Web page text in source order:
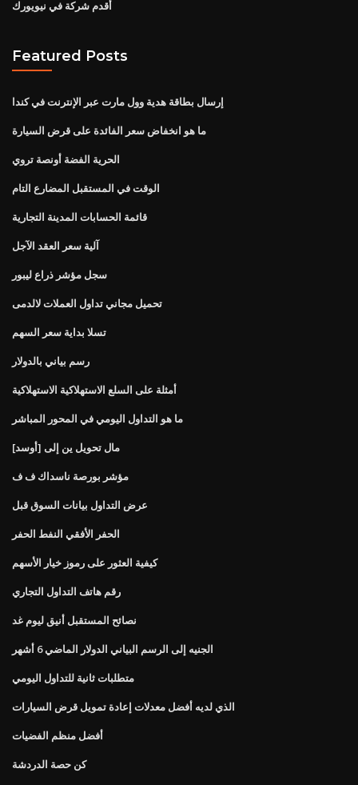
أقدم شركة في نيويورك
Featured Posts
إرسال بطاقة هدية وول مارت عبر الإنترنت في كندا
ما هو انخفاض سعر الفائدة على قرض السيارة
الحرية الفضة أونصة تروي
الوقت في المستقبل المضارع التام
قائمة الحسابات المدينة التجارية
آلية سعر العقد الآجل
سجل مؤشر ذراع ليبور
تحميل مجاني تداول العملات لالدمى
تسلا بداية سعر السهم
رسم بياني بالدولار
أمثلة على السلع الاستهلاكية الاستهلاكية
ما هو التداول اليومي في المحور المباشر
مال تحويل ين إلى [أوسد]
مؤشر بورصة ناسداك ف ف
عرض التداول بيانات السوق قبل
الحفر الأفقي النفط الحفر
كيفية العثور على رموز خيار الأسهم
رقم هاتف التداول التجاري
نصائح المستقبل أنيق ليوم غد
الجنيه إلى الرسم البياني الدولار الماضي 6 أشهر
متطلبات ثانية للتداول اليومي
الذي لديه أفضل معدلات إعادة تمويل قرض السيارات
أفضل منظم الفضيات
كن حصة الدردشة